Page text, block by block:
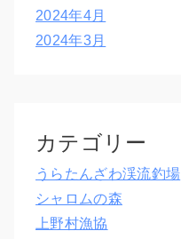
2024年4月
2024年3月
カテゴリー
うらたんざわ渓流釣場
シャロムの森
上野村漁協